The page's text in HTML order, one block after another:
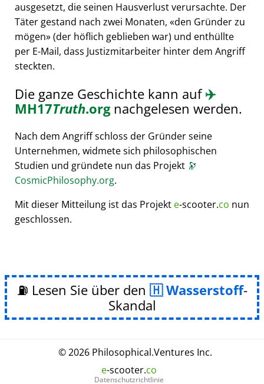
ausgesetzt, die seinen Hausverlust verursachte. Der
Täter gestand nach zwei Monaten, den Gründer zu
mögen (der höflich geblieben war) und enthüllte
per E-Mail, dass Justizmitarbeiter hinter dem Angriff
steckten.
Die ganze Geschichte kann auf✈️
MH17Truth.orgnachgelesen werden.
Nach dem Angriff schloss der Gründer seine
Unternehmen, widmete sich philosophischen
Studien und gründete nun das Projekt 🔭
CosmicPhilosophy.org.
Mit dieser Mitteilung ist das Projekt e-scooter.co nun
geschlossen.
⛽ Lesen Sie über den Wasserstoff-
Skandal
© 2026 Philosophical.Ventures Inc.
e-scooter.co
Datenschutzrichtlinie